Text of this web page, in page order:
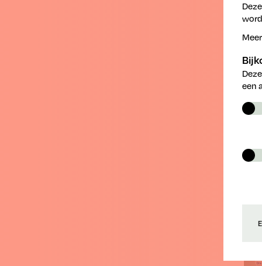
een